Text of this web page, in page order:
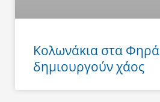
Κολωνάκια στα Φηρά
δημιουργούν χάος